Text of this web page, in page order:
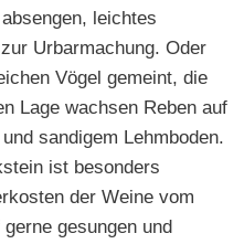
leichtes
Urbarmachung. Oder
Vögel gemeint, die
Lage wachsen Reben auf
sandigem Lehmboden.
ist besonders
der Weine vom
gerne gesungen und